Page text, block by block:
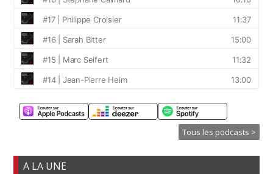
Tous les podcasts >
A LA UNE